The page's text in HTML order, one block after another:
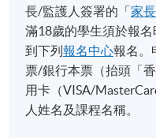
長/監護人簽署的「家
滿18歲的學生須於報
到下列報名中心報名。
票/銀行本票（抬頭「
用卡（VISA/
人姓名及課程名稱。